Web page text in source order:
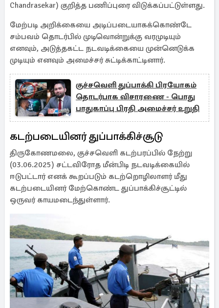
Chandrasekar) குறித்த பணிப்புரை விடுக்கப்பட்டுள்ளது.
மேற்படி அறிக்கையை அடிப்படையாகக்கொண்டே
சம்பவம் தொடர்பில் முடிவொன்றுக்கு வரமுடியும்
எனவும், அடுத்தகட்ட நடவடிக்கையை முன்னெடுக்க
முடியும் எனவும் அமைச்சர் சுட்டிக்காட்டினார்.
குச்சவெளி துப்பாக்கி பிரயோகம்
தொடர்பாக விசாரணை - பொது
பாதுகாப்பு பிரதி அமைச்சர் உறுதி
கடற்படையினர் துப்பாக்கிச்சூடு
திருகோணமலை, குச்சவெளி கடற்பரப்பில் நேற்று
(03.06.2025) சட்டவிரோத மீன்பிடி நடவடிக்கையில்
ஈடுபட்டார் எனக் கூறப்படும் கடற்றொழிலாளர் மீது
கடற்படையினர் மேற்கொண்ட துப்பாக்கிச்சூட்டில்
ஒருவர் காயமடைந்துள்ளார்.